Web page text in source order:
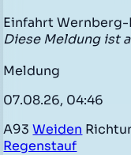
Einfahrt
Diese Meldung ist
Meldung
07.08.26, 04:46
A93Weiden
Regenstauf